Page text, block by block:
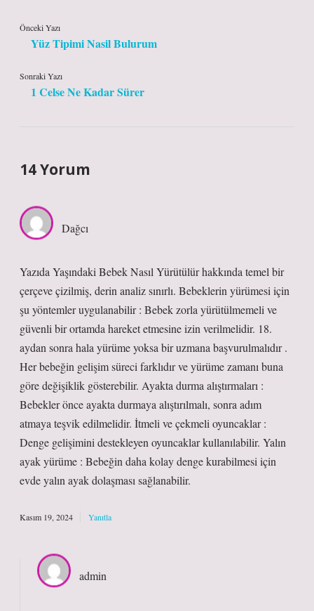
Önceki Yazı
Yüz Tipimi Nasil Bulurum
Sonraki Yazı
1 Celse Ne Kadar Sürer
14 Yorum
Dağcı
Yazıda Yaşındaki Bebek Nasıl Yürütülür hakkında temel bir
çerçeve çizilmiş, derin analiz sınırlı. Bebeklerin yürümesi için
şu yöntemler uygulanabilir : Bebek zorla yürütülmemeli ve
güvenli bir ortamda hareket etmesine izin verilmelidir. 18.
aydan sonra hala yürüme yoksa bir uzmana başvurulmalıdır .
Her bebeğin gelişim süreci farklıdır ve yürüme zamanı buna
göre değişiklik gösterebilir. Ayakta durma alıştırmaları :
Bebekler önce ayakta durmaya alıştırılmalı, sonra adım
atmaya teşvik edilmelidir. İtmeli ve çekmeli oyuncaklar :
Denge gelişimini destekleyen oyuncaklar kullanılabilir. Yalın
ayak yürüme : Bebeğin daha kolay denge kurabilmesi için
evde yalın ayak dolaşması sağlanabilir.
Kasım 19, 2024 Yanıtla
admin